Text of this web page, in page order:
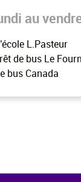
au
L.Pasteur
de bus Le
bus Canada